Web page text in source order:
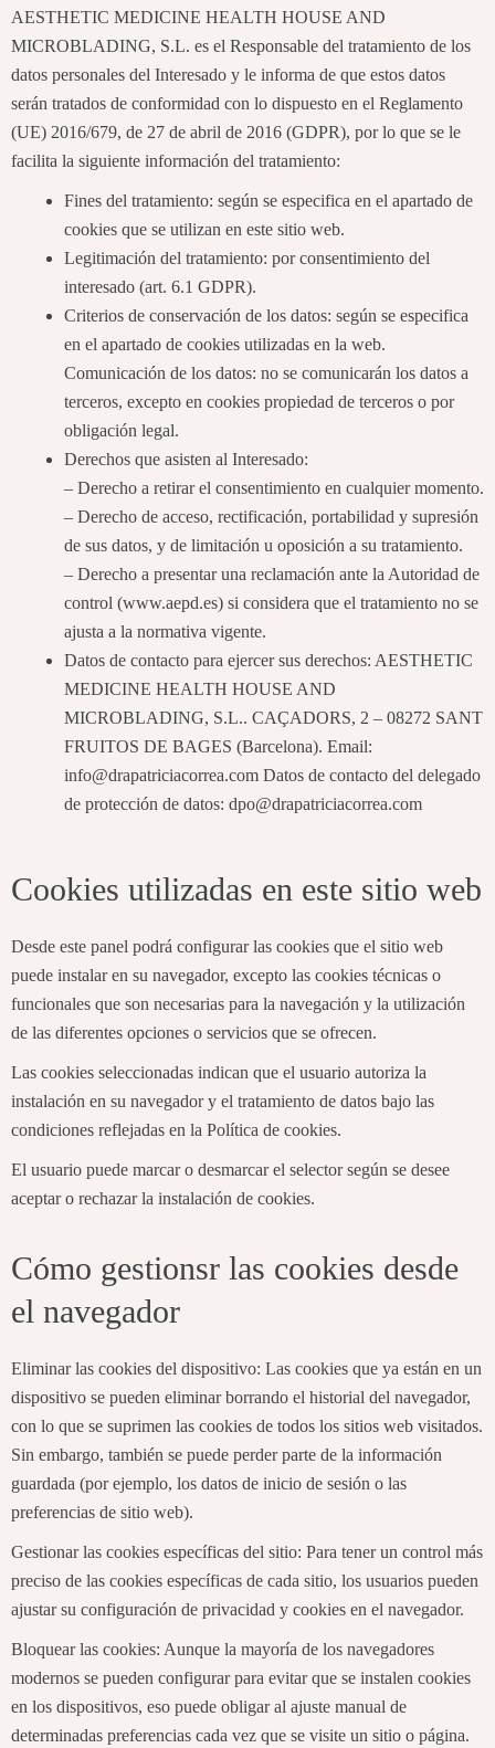
AESTHETIC MEDICINE HEALTH HOUSE AND
MICROBLADING, S.L. es el Responsable del tratamiento de los
datos personales del Interesado y le informa de que estos datos
serán tratados de conformidad con lo dispuesto en el Reglamento
(UE) 2016/679, de 27 de abril de 2016 (GDPR), por lo que se le
facilita la siguiente información del tratamiento:
Fines del tratamiento: según se especifica en el apartado de
cookies que se utilizan en este sitio web.
Legitimación del tratamiento: por consentimiento del
interesado (art. 6.1 GDPR).
Criterios de conservación de los datos: según se especifica
en el apartado de cookies utilizadas en la web.
Comunicación de los datos: no se comunicarán los datos a
terceros, excepto en cookies propiedad de terceros o por
obligación legal.
Derechos que asisten al Interesado:
– Derecho a retirar el consentimiento en cualquier momento.
– Derecho de acceso, rectificación, portabilidad y supresión
de sus datos, y de limitación u oposición a su tratamiento.
– Derecho a presentar una reclamación ante la Autoridad de
control (www.aepd.es) si considera que el tratamiento no se
ajusta a la normativa vigente.
Datos de contacto para ejercer sus derechos: AESTHETIC
MEDICINE HEALTH HOUSE AND
MICROBLADING, S.L.. CAÇADORS, 2 – 08272 SANT
FRUITOS DE BAGES (Barcelona). Email:
info@drapatriciacorrea.com Datos de contacto del delegado
de protección de datos: dpo@drapatriciacorrea.com
Cookies utilizadas en este sitio web
Desde este panel podrá configurar las cookies que el sitio web
puede instalar en su navegador, excepto las cookies técnicas o
funcionales que son necesarias para la navegación y la utilización
de las diferentes opciones o servicios que se ofrecen.
Las cookies seleccionadas indican que el usuario autoriza la
instalación en su navegador y el tratamiento de datos bajo las
condiciones reflejadas en la Política de cookies.
El usuario puede marcar o desmarcar el selector según se desee
aceptar o rechazar la instalación de cookies.
Cómo gestionsr las cookies desde
el navegador
Eliminar las cookies del dispositivo: Las cookies que ya están en un
dispositivo se pueden eliminar borrando el historial del navegador,
con lo que se suprimen las cookies de todos los sitios web visitados.
Sin embargo, también se puede perder parte de la información
guardada (por ejemplo, los datos de inicio de sesión o las
preferencias de sitio web).
Gestionar las cookies específicas del sitio: Para tener un control más
preciso de las cookies específicas de cada sitio, los usuarios pueden
ajustar su configuración de privacidad y cookies en el navegador.
Bloquear las cookies: Aunque la mayoría de los navegadores
modernos se pueden configurar para evitar que se instalen cookies
en los dispositivos, eso puede obligar al ajuste manual de
determinadas preferencias cada vez que se visite un sitio o página.